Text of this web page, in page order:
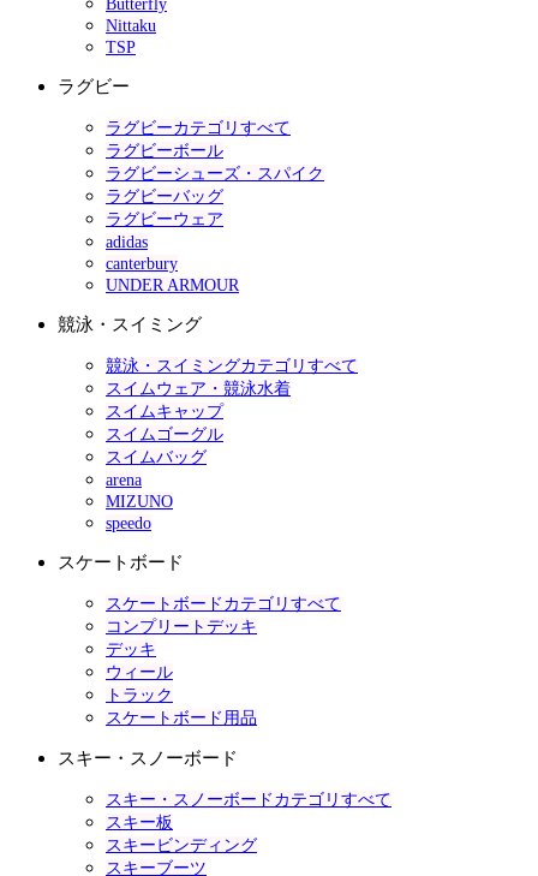
Butterfly
Nittaku
TSP
ラグビー
ラグビーカテゴリすべて
ラグビーボール
ラグビーシューズ・スパイク
ラグビーバッグ
ラグビーウェア
adidas
canterbury
UNDER ARMOUR
競泳・スイミング
競泳・スイミングカテゴリすべて
スイムウェア・競泳水着
スイムキャップ
スイムゴーグル
スイムバッグ
arena
MIZUNO
speedo
スケートボード
スケートボードカテゴリすべて
コンプリートデッキ
デッキ
ウィール
トラック
スケートボード用品
スキー・スノーボード
スキー・スノーボードカテゴリすべて
スキー板
スキービンディング
スキーブーツ